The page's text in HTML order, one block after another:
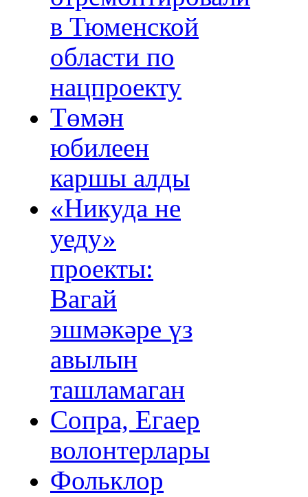
в Тюменской
области по
нацпроекту
Төмән
юбилеен
каршы алды
«Никуда не
уеду»
проекты:
Вагай
эшмәкәре үз
авылын
ташламаган
Сопра, Егаер
волонтерлары
Фольклор